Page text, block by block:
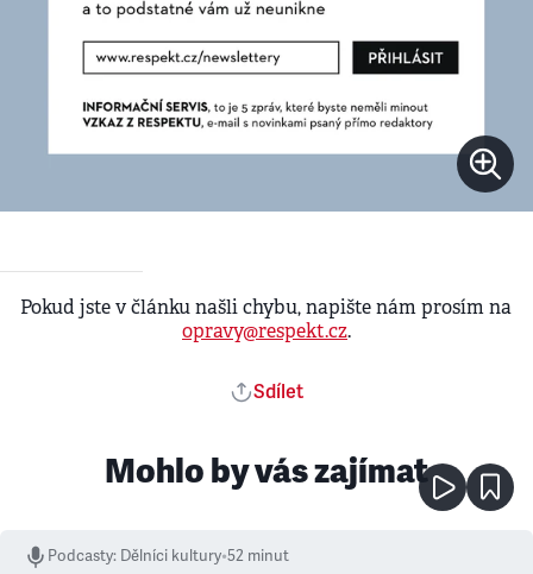
Pokud jste v článku našli chybu, napište nám prosím na
opravy@respekt.cz.
Sdílet
Mohlo by vás zajímat
Podcasty: Dělníci kultury•52 minut